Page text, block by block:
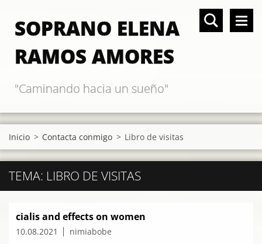
SOPRANO ELENA
RAMOS AMORES
"Caminando hacia un sueño"
Inicio > Contacta conmigo > Libro de visitas
TEMA: LIBRO DE VISITAS
cialis and effects on women
10.08.2021 nimiabobe